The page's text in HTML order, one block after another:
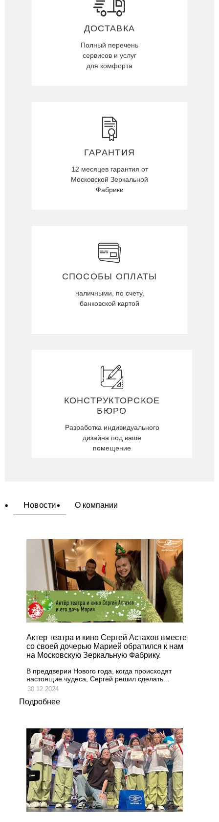
ДОСТАВКА
Полный перечень
сервисов и услуг
для комфорта
ГАРАНТИЯ
12 месяцев гарантия от
Московской Зеркальной
Фабрики
СПОСОБЫ ОПЛАТЫ
наличными, по счету,
банковской картой
КОНСТРУКТОРСКОЕ
БЮРО
Разработка индивидуального
дизайна под ваше
помещение
Новости О компании
Актер театра и кино Сергей Астахов вместе
со своей дочерью Марией обратился к нам
на Московскую Зеркальную Фабрику.
В преддверии Нового года, когда происходят
настоящие чудеса, Сергей решил сделать...
30.12.2024
Подробнее